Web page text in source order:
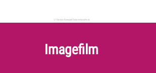
Imagefilm